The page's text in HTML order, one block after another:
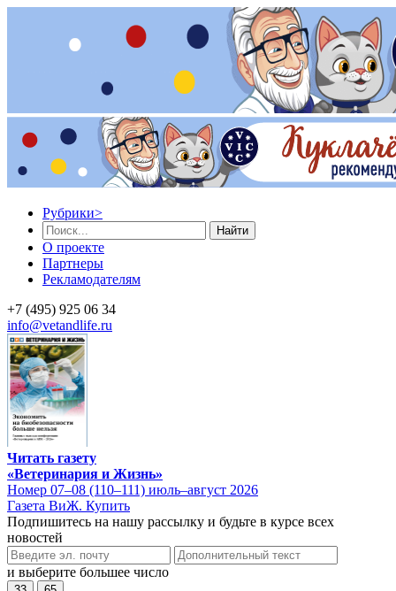
Рубрики>
Найти
О проекте
Партнеры
Рекламодателям
+7 (495) 925 06 34
info@vetandlife.ru
Читать газету
«Ветеринария и Жизнь»
Номер 07–08 (110–111) июль–август 2026
Газета ВиЖ. Купить
Подпишитесь на нашу рассылку и будьте в курсе всех
новостей
и выберите большее число